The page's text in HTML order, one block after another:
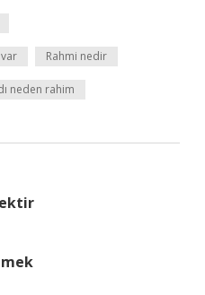
Rahmi nedir
neden rahim